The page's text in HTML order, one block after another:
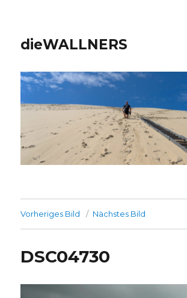
dieWALLNERS
Vorheriges Bild Nächstes Bild
DSC04730